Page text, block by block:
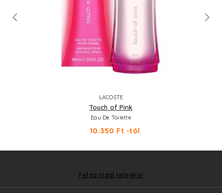
LACOSTE
Touch of Pink
Eau De Toilette
10.350 Ft -tól
Fel az oldal tetejére!